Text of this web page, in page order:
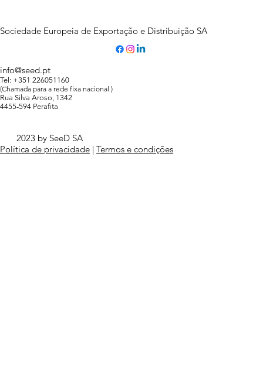
2023 by SeeD SA
Política de privacidade | Termos e condições
Sociedade Europeia de Exportação e Distribuição SA
info@seed.pt
Tel: +351 226051160
(Chamada para a rede fixa nacional )
Rua Silva Aroso, 1342
4455-594 Perafita